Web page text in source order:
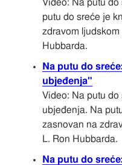
Video: Na putu
putu do sreće je
zdravom
Hubbarda.
Na putu do
ubjeđenja"
Video: Na putu do
ubjeđenja. Na
zasnovan na
L. Ron Hubbarda.
Na putu do